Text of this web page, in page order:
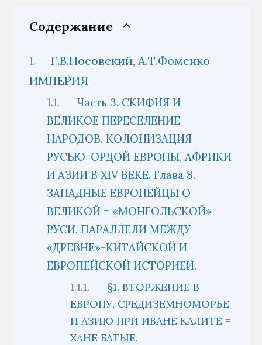
Содержание
Г.В.Носовский, А.Т.Фоменко
ИМПЕРИЯ
Часть 3. СКИФИЯ И
ВЕЛИКОЕ ПЕРЕСЕЛЕНИЕ
НАРОДОВ. КОЛОНИЗАЦИЯ
РУСЬЮ-ОРДОЙ ЕВРОПЫ, АФРИКИ
И АЗИИ В XIV ВЕКЕ. Глава 8.
ЗАПАДНЫЕ ЕВРОПЕЙЦЫ О
ВЕЛИКОЙ = «МОНГОЛЬСКОЙ»
РУСИ. ПАРАЛЛЕЛИ МЕЖДУ
«ДРЕВНЕ»-КИТАЙСКОЙ И
ЕВРОПЕЙСКОЙ ИСТОРИЕЙ.
§1. ВТОРЖЕНИЕ В
ЕВРОПУ, СРЕДИЗЕМНОМОРЬЕ
И АЗИЮ ПРИ ИВАНЕ КАЛИТЕ =
ХАНЕ БАТЫЕ.